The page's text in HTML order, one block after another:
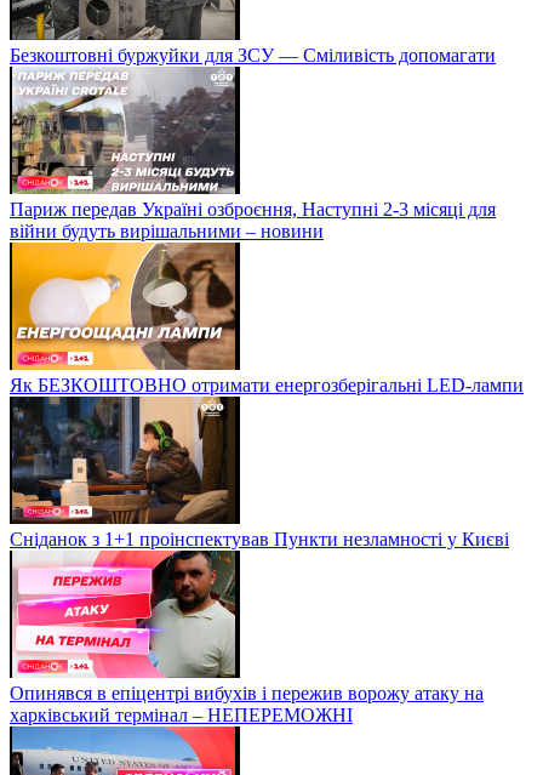
Безкоштовні буржуйки для ЗСУ — Сміливість допомагати
Париж передав Україні озброєння, Наступні 2-3 місяці для
війни будуть вирішальними – новини
Як БЕЗКОШТОВНО отримати енергозберігальні LED-лампи
Сніданок з 1+1 проінспектував Пункти незламності у Києві
Опинявся в епіцентрі вибухів і пережив ворожу атаку на
харківський термінал – НЕПЕРЕМОЖНІ